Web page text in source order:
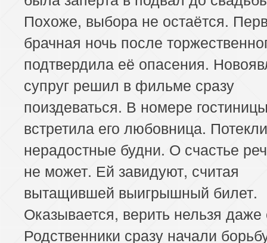
Похоже, выбора не остаётся.
брачная ночь после
подтвердила её опасения.
супруг решил в фильме сразу
поиздеваться. В номере
встретила его любовница. Потекли
нерадостные будни. О счастье
не может. Ей завидуют, считая
вытащившей выигрышный билет.
Оказывается, верить нельзя даже
Родственники сразу начали